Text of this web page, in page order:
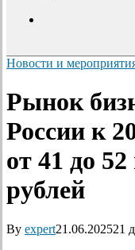
Новости и
Рынок
России к
от 41 до
рублей
By expert21.06.202521